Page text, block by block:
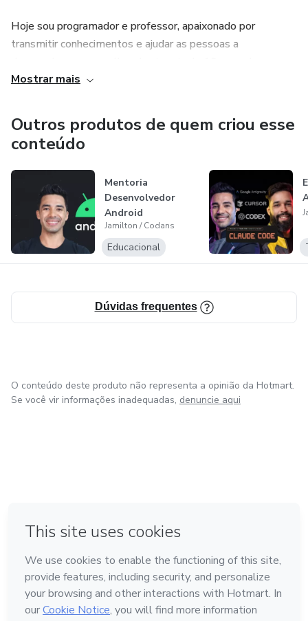
Hoje sou programador e professor, apaixonado por
transmitir conhecimentos e ajudar as pessoas a
experiência como professor e desenvolvedor.
alunos.
Mostrar mais
Outros produtos de quem criou esse
conteúdo
Mentoria
Desenvolvedor
Android
Jamilton / Codans
Educacional
Dúvidas frequentes
O conteúdo deste produto não representa a opinião da Hotmart.
Se você vir informações inadequadas, denuncie aqui
Feito com ❤ em Bogotá
Conheça a Hotmart